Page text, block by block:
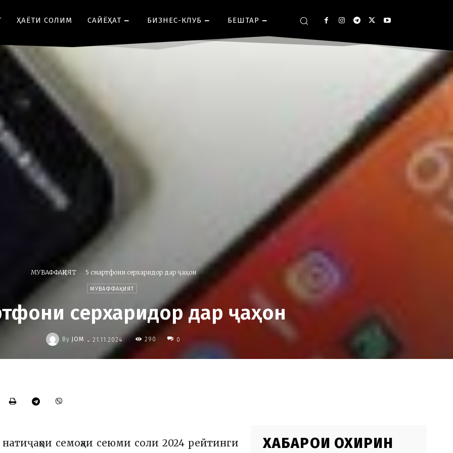
ҲАЁТИ СОЛИМ CАЙЁҲАТ БИЗНЕС-КЛУБ БЕШТАР
МУВАФФАҚИЯТ 5 cмартфони серхаридор дар ҷаҳон
МУВАФФАҚИЯТ
серхаридор дар ҷаҳон
By JOM - 21.11.2024 290 0
семоҳаи сеюми соли 2024 рейтинги ХАБАРҲОИ ОХИРИН